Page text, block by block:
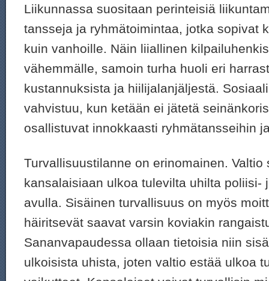
Liikunnassa suositaan perinteisiä
tansseja ja ryhmätoimintaa, jotka sopivat
kuin vanhoille. Näin liiallinen
vähemmälle, samoin turha huoli eri
kustannuksista ja hiilijalanjäljestä.
vahvistuu, kun ketään ei jätetä
osallistuvat innokkaasti ryhmätansseihin
Turvallisuustilanne on erinomainen. Valtio
kansalaisiaan ulkoa tulevilta uhilta poliisi-
avulla. Sisäinen turvallisuus on myös
häiritsevät saavat varsin koviakin
Sananvapaudessa ollaan tietoisia niin
ulkoisista uhista, joten valtio estää ulkoa